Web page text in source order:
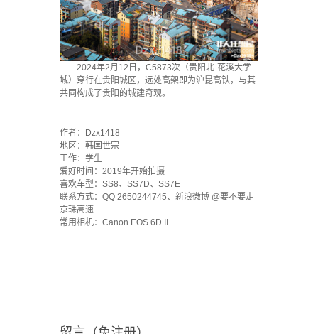
2024年2月12日，C5873次（贵阳北-花溪大学
城）穿行在贵阳城区，远处高架即为沪昆高铁，与其
共同构成了贵阳的城建奇观。
作者：Dzx1418
地区：韩国世宗
工作：学生
爱好时间：2019年开始拍摄
喜欢车型：SS8、SS7D、SS7E
联系方式：QQ 2650244745、新浪微博 @要不要走
京珠高速
常用相机：Canon EOS 6D II